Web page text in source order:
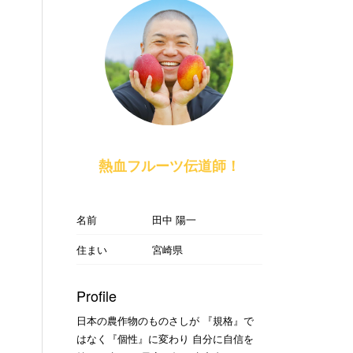
熱血フルーツ伝道師！
名前
田中 陽一
住まい
宮崎県
Profile
日本の農作物のものさしが 『規格』で
はなく『個性』に変わり 自分に自信を